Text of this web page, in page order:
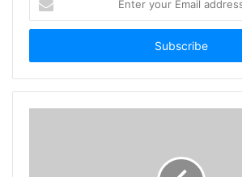
は、熱を発生する
t
r
y